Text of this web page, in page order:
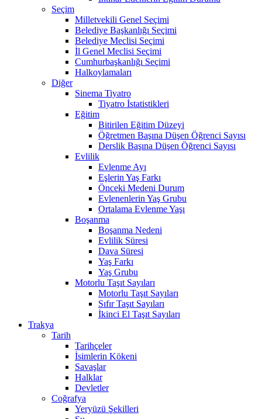
Seçim
Milletvekili Genel Seçimi
Belediye Başkanlığı Seçimi
Belediye Meclisi Seçimi
İl Genel Meclisi Seçimi
Cumhurbaşkanlığı Seçimi
Halkoylamaları
Diğer
Sinema Tiyatro
Tiyatro İstatistikleri
Eğitim
Bitirilen Eğitim Düzeyi
Öğretmen Başına Düşen Öğrenci Sayısı
Derslik Başına Düşen Öğrenci Sayısı
Evlilik
Evlenme Ayı
Eşlerin Yaş Farkı
Önceki Medeni Durum
Evlenenlerin Yaş Grubu
Ortalama Evlenme Yaşı
Boşanma
Boşanma Nedeni
Evlilik Süresi
Dava Süresi
Yaş Farkı
Yaş Grubu
Motorlu Taşıt Sayıları
Motorlu Taşıt Sayıları
Sıfır Taşıt Sayıları
İkinci El Taşıt Sayıları
Trakya
Tarih
Tarihçeler
İsimlerin Kökeni
Savaşlar
Halklar
Devletler
Coğrafya
Yeryüzü Şekilleri